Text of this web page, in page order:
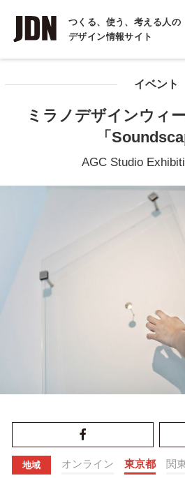
つくる、使う、考える人の
デザイン情報サイト
INTERVIEW
インタビュー
COLUMN
イベント
ミラノデザインウィ
「
AGC Studio
地域 オンライン 東京都 関